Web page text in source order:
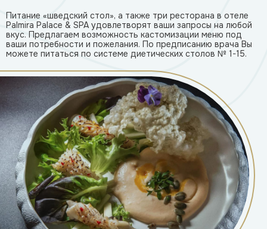
Питание «шведский стол», а также три ресторана в отеле
Palmira Palace & SPA удовлетворят ваши запросы на любой
вкус. Предлагаем возможность кастомизации меню под
ваши потребности и пожелания. По предписанию врача Вы
можете питаться по системе диетических столов № 1-15.